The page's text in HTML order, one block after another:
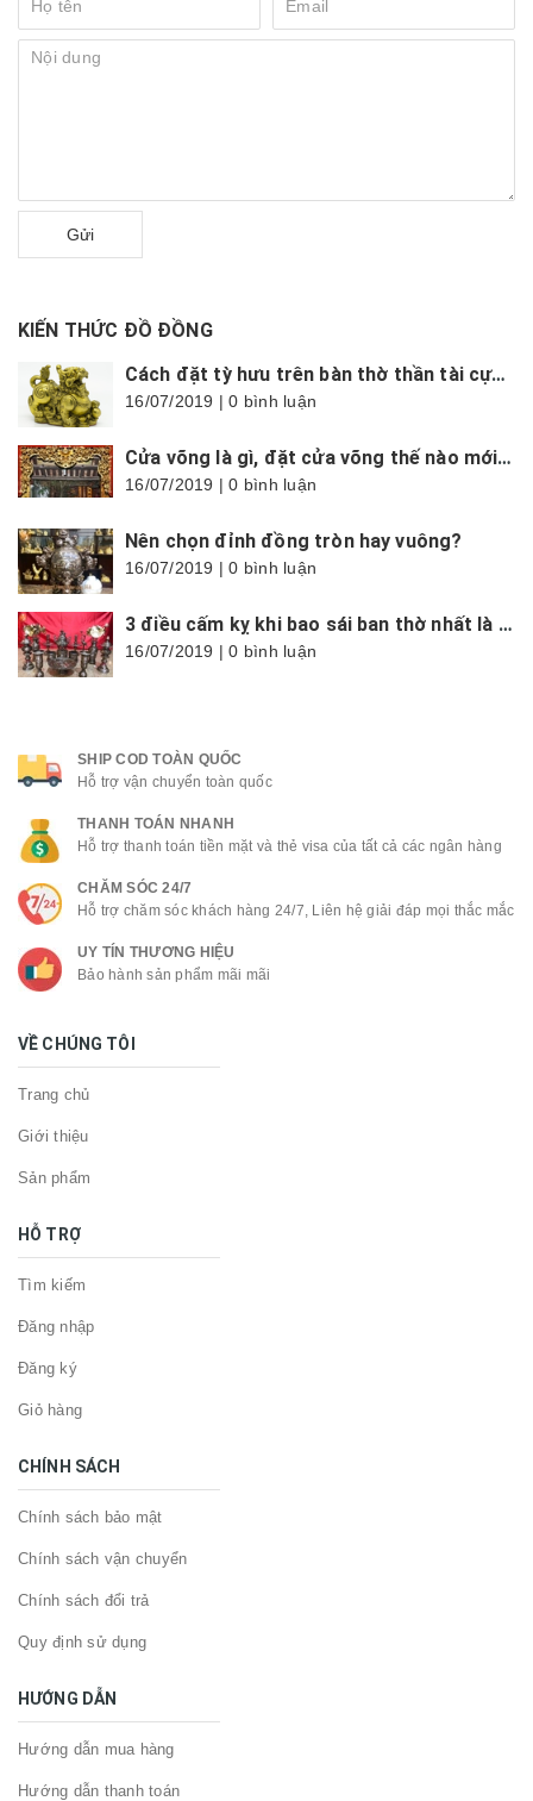
Gửi
KIẾN THỨC ĐỒ ĐỒNG
Cách đặt tỳ hưu trên bàn thờ thần tài cực chuẩn, hợp phong thủy
16/07/2019 | 0 bình luận
Cửa võng là gì, đặt cửa võng thế nào mới đúng?
16/07/2019 | 0 bình luận
Nên chọn đỉnh đồng tròn hay vuông?
16/07/2019 | 0 bình luận
3 điều cấm kỵ khi bao sái ban thờ nhất là trong tháng cô hồn
16/07/2019 | 0 bình luận
SHIP COD TOÀN QUỐC
Hỗ trợ vận chuyển toàn quốc
THANH TOÁN NHANH
Hỗ trợ thanh toán tiền mặt và thẻ visa của tất cả các ngân hàng
CHĂM SÓC 24/7
Hỗ trợ chăm sóc khách hàng 24/7, Liên hệ giải đáp mọi thắc mắc
UY TÍN THƯƠNG HIỆU
Bảo hành sản phẩm mãi mãi
VỀ CHÚNG TÔI
Trang chủ
Giới thiệu
Sản phẩm
HỖ TRỢ
Tìm kiếm
Đăng nhập
Đăng ký
Giỏ hàng
CHÍNH SÁCH
Chính sách bảo mật
Chính sách vận chuyển
Chính sách đổi trả
Quy định sử dụng
HƯỚNG DẪN
Hướng dẫn mua hàng
Hướng dẫn thanh toán